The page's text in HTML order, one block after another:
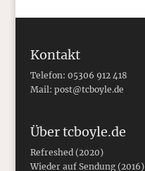
Kontakt
Telefon: 05306 912 418
Mail: post@tcboyle.de
Über tcboyle.de
Refreshed (2020)
Wieder auf Sendung (2016)